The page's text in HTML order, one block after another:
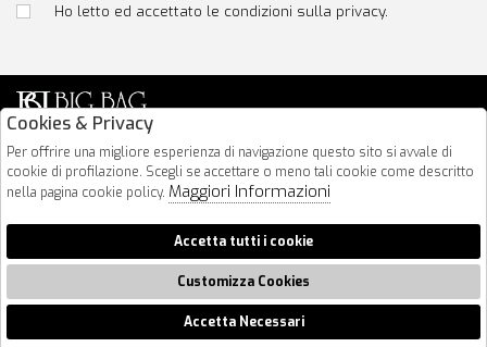
Via Nazionale 183
64026 Roseto Degli Abruzzi
085 8936219
Ho letto ed accettato le condizioni sulla privacy.
2026 BigBag - P.iva : 00916940679 Powered byAteliersocietàgruppo
🍪
Cookies & Privacy
Per offrire una migliore esperienza di navigazione questo sito si avvale di
cookie di profilazione. Scegli se accettare o meno tali cookie come descritto
nella pagina cookie policy. Maggiori Informazioni
Accetta tutti i cookie
Customizza Cookies
Accetta Necessari